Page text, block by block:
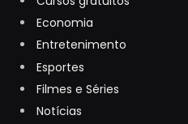
Economia
Entretenimento
Esportes
Filmes e Séries
Notícias